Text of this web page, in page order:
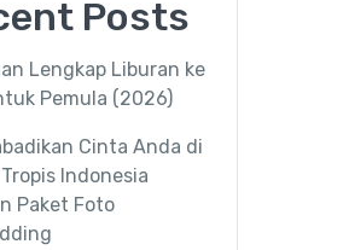
Posts
Lengkap Liburan ke
Pemula (2026)
Cinta Anda di
Indonesia
Paket Foto